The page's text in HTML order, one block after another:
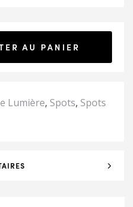
AU PANIER
Lumière, Spots, Spots